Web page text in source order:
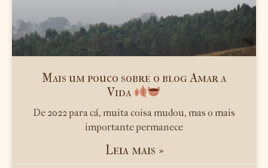
Mais um pouco sobre o blog Amar a
Vida
De 2022 para cá, muita coisa mudou, mas o mais
importante permanece
Leia mais »